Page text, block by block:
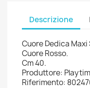
Descrizione
Cuore Dedica Maxi
Cuore Rosso.
Cm 40.
Produttore:
Riferimento: